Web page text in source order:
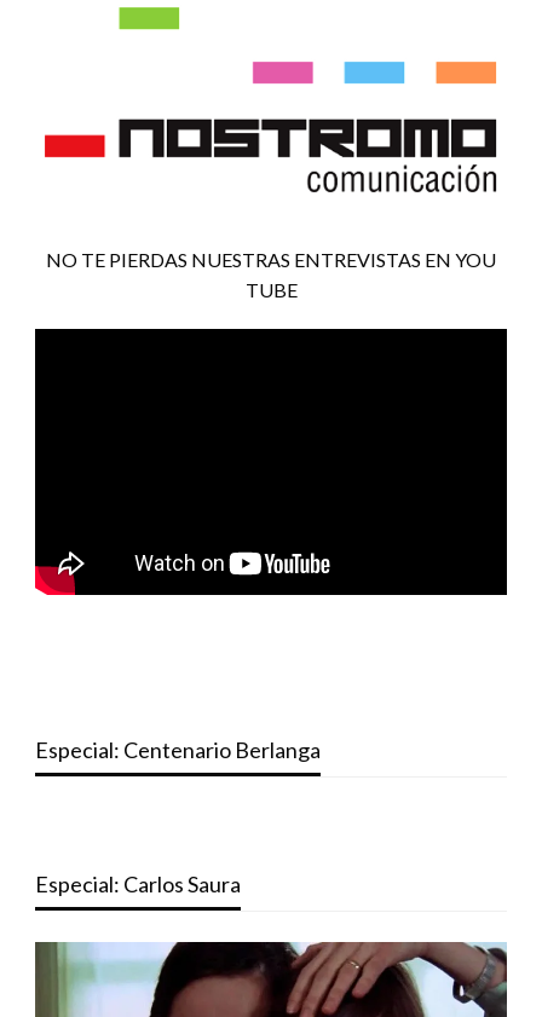
NO TE PIERDAS NUESTRAS ENTREVISTAS EN YOU
TUBE
Especial: Centenario Berlanga
Especial: Carlos Saura